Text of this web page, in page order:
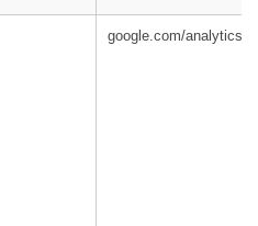
google.com/analytics/